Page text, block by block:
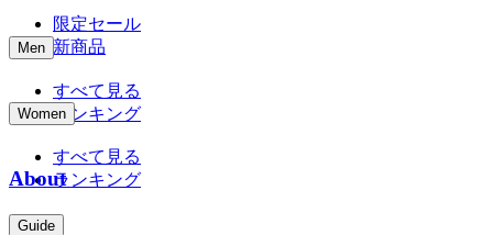
限定セール
新商品
Men
すべて見る
ランキング
Women
すべて見る
ランキング
About
Guide